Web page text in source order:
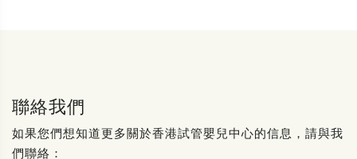
聯絡我們
如果您們想知道更多關於香港試管嬰兒中心的信息，請與我
們聯絡：